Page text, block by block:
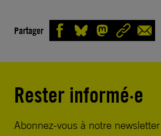
Partager
Rester informé·e
Abonnez-vous à notre